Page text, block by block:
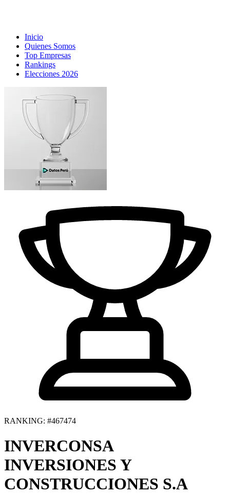
Inicio
Quienes Somos
Top Empresas
Rankings
Elecciones 2026
RANKING: #467474
INVERCONSA
INVERSIONES Y
CONSTRUCCIONES S.A